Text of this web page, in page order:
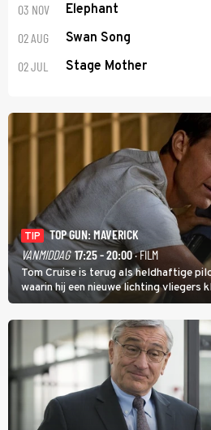
03 NOV Elephant
02 AUG Swan Song
02 JUL Stage Mother
TIP
TOP GUN: MAVERICK
VANMIDDAG 17:25 - 20:00· FILM
Tom Cruise is terug als heldhaftige
waarin hij een nieuwe lichting
werk.